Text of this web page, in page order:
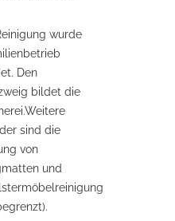
wurde
Den
bildet die
sind die
von
und